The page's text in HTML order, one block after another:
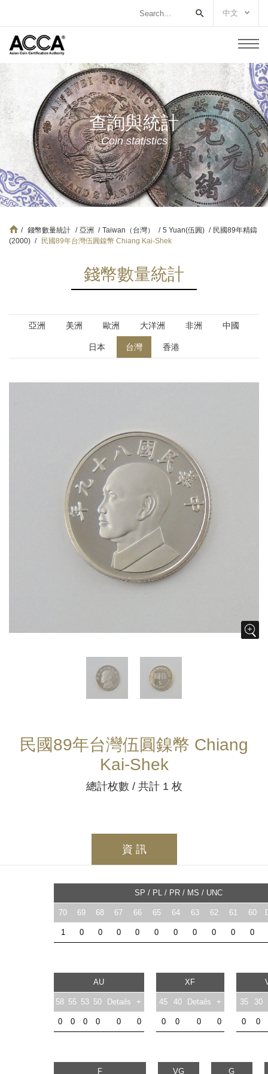
中文
查詢與統計
Coin statistics
/ 錢幣數量統計 / 亞洲 / Taiwan（台灣） / 5 Yuan(伍圓) / 民國89年精鑄
(2000) / 民國89年台灣伍圓鎳幣 Chiang Kai-Shek
錢幣數量統計
亞洲 美洲 歐洲 大洋洲 非洲 中國
日本 台灣 香港
民國89年台灣伍圓鎳幣 Chiang
Kai-Shek
總計枚數 / 共計 1 枚
資 訊
SP / PL / PR / MS / UNC
70 69 68 67 66 65 64 63 62 61 60
1 0 0 0 0 0 0 0 0 0 0
AU XF
58 55 53 50 Details + 45 40 Details + 35 30
0 0 0 0 0 0 0 0 0 0 0 0
F VG G